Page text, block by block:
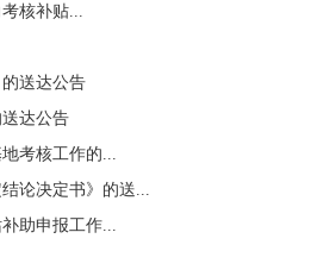
核补贴...
送达公告
达公告
考核工作的...
论决定书》的送...
助申报工作...